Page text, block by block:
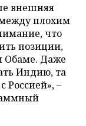
внешняя
плохим
что
позиции,
Обаме. Даже
Индию, та
Россией», –